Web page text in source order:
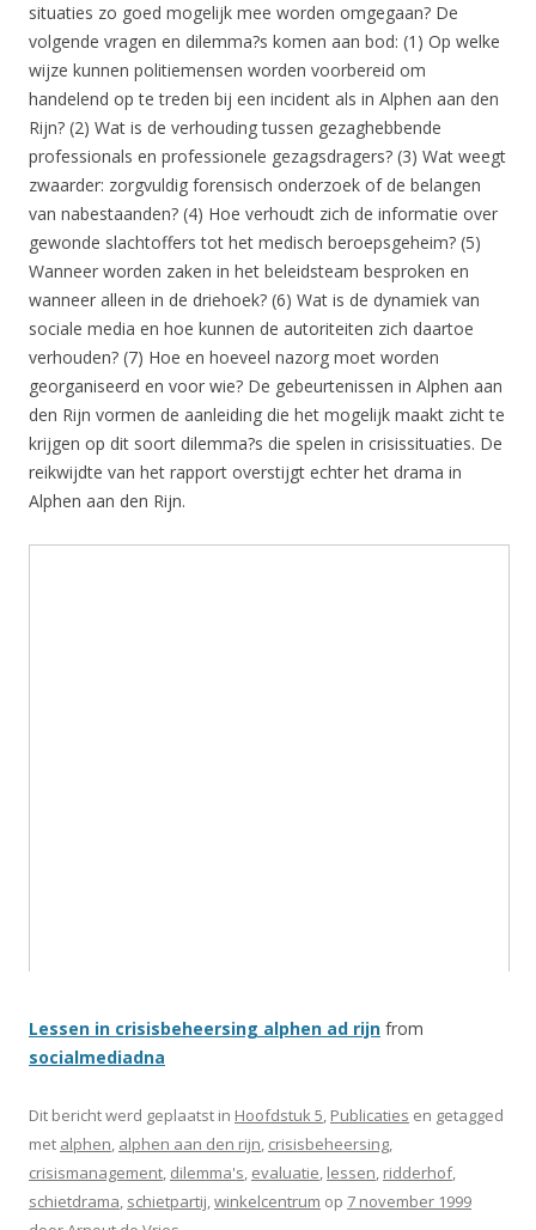
situaties zo goed mogelijk mee worden omgegaan? De
volgende vragen en dilemma?s komen aan bod: (1) Op welke
wijze kunnen politiemensen worden voorbereid om
handelend op te treden bij een incident als in Alphen aan den
Rijn? (2) Wat is de verhouding tussen gezaghebbende
professionals en professionele gezagsdragers? (3) Wat weegt
zwaarder: zorgvuldig forensisch onderzoek of de belangen
van nabestaanden? (4) Hoe verhoudt zich de informatie over
gewonde slachtoffers tot het medisch beroepsgeheim? (5)
Wanneer worden zaken in het beleidsteam besproken en
wanneer alleen in de driehoek? (6) Wat is de dynamiek van
sociale media en hoe kunnen de autoriteiten zich daartoe
verhouden? (7) Hoe en hoeveel nazorg moet worden
georganiseerd en voor wie? De gebeurtenissen in Alphen aan
den Rijn vormen de aanleiding die het mogelijk maakt zicht te
krijgen op dit soort dilemma?s die spelen in crisissituaties. De
reikwijdte van het rapport overstijgt echter het drama in
Alphen aan den Rijn.
Lessen in crisisbeheersing alphen ad rijn from
socialmediadna
Dit bericht werd geplaatst in Hoofdstuk 5, Publicaties en getagged
met alphen, alphen aan den rijn, crisisbeheersing,
crisismanagement, dilemma's, evaluatie, lessen, ridderhof,
schietdrama, schietpartij,winkelcentrum op 7 november 1999